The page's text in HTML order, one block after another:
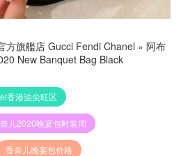
方旗艦店 Gucci Fendi Chanel » 阿布
New Banquet Bag Black
香港油尖旺区
儿2020晚宴包时装周
香奈儿晚宴包价格